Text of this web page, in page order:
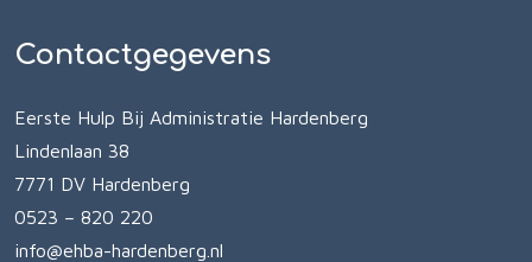
Contactgegevens
Eerste Hulp Bij Administratie Hardenberg
Lindenlaan 38
7771 DV Hardenberg
0523 – 820 220
info@ehba-hardenberg.nl